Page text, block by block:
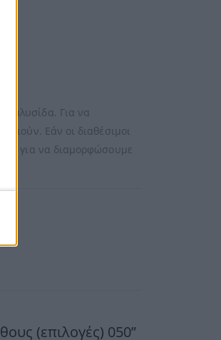
αλυσίδα. Για να
Εάν οι διαθέσιμοι
για να διαμορφώσουμε
(επιλογές) 050”